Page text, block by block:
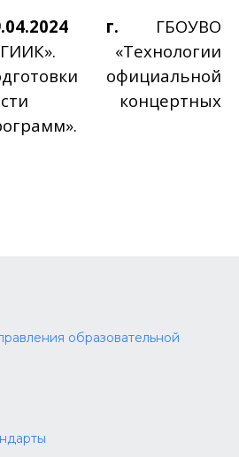
г.
ГБОУВО
«Технологии
официальной
концертных
образовательной